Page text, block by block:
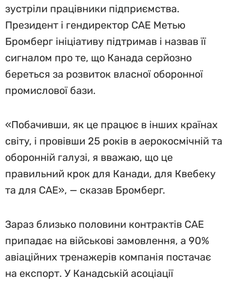
зустріли працівники підприємства.
Президент і гендиректор CAE Метью
Бромберг ініціативу підтримав і назвав її
сигналом про те, що Канада серйозно
береться за розвиток власної оборонної
промислової бази.
«Побачивши, як це працює в інших країнах
світу, і провівши 25 років в аерокосмічній та
оборонній галузі, я вважаю, що це
правильний крок для Канади, для Квебеку
та для CAE», — сказав Бромберг.
Зараз близько половини контрактів CAE
припадає на військові замовлення, а 90%
авіаційних тренажерів компанія постачає
на експорт. У Канадській асоціації